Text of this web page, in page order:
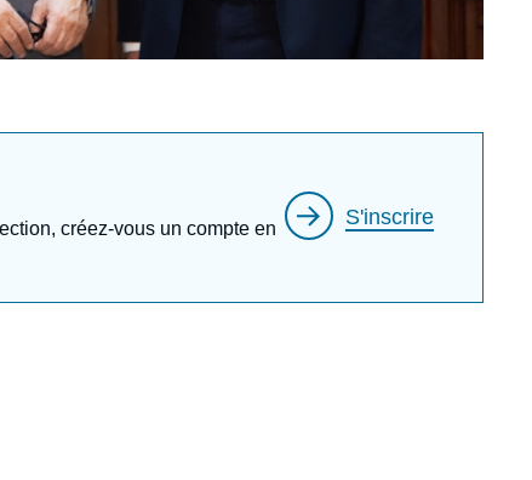
créez-vous un compte en
S'inscrire